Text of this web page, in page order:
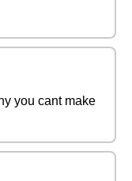
you cant make